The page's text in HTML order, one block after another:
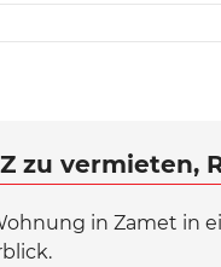
zu vermieten,
in Zamet in